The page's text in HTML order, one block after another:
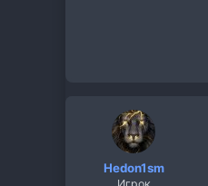
Hedon1sm